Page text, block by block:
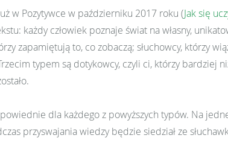
w Pozytywce w październiku 2017 roku (Jak się
każdy człowiek poznaje świat na własny,
zapamiętują to, co zobaczą; słuchowcy, którzy
typem są dotykowcy, czyli ci, którzy bardziej
dla każdego z powyższych typów. Na
przyswajania wiedzy będzie siedział ze